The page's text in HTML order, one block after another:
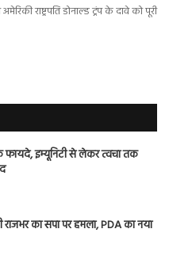
राष्ट्रपति डोनाल्ड ट्रंप के दावे को पूरी
इम्यूनिटी से लेकर त्वचा तक
का सपा पर हमला, PDA का नया